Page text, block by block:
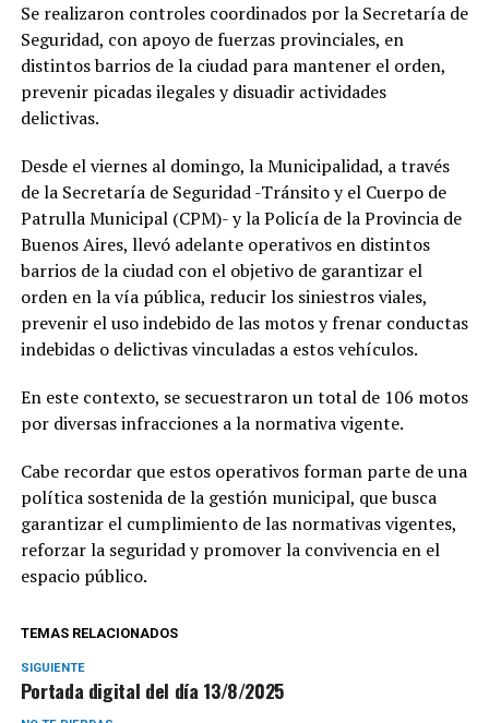
Se realizaron controles coordinados por la Secretaría de
Seguridad, con apoyo de fuerzas provinciales, en
distintos barrios de la ciudad para mantener el orden,
prevenir picadas ilegales y disuadir actividades
delictivas.
Desde el viernes al domingo, la Municipalidad, a través
de la Secretaría de Seguridad -Tránsito y el Cuerpo de
Patrulla Municipal (CPM)- y la Policía de la Provincia de
Buenos Aires, llevó adelante operativos en distintos
barrios de la ciudad con el objetivo de garantizar el
orden en la vía pública, reducir los siniestros viales,
prevenir el uso indebido de las motos y frenar conductas
indebidas o delictivas vinculadas a estos vehículos.
En este contexto, se secuestraron un total de 106 motos
por diversas infracciones a la normativa vigente.
Cabe recordar que estos operativos forman parte de una
política sostenida de la gestión municipal, que busca
garantizar el cumplimiento de las normativas vigentes,
reforzar la seguridad y promover la convivencia en el
espacio público.
TEMAS RELACIONADOS
SIGUIENTE
Portada digital del día 13/8/2025